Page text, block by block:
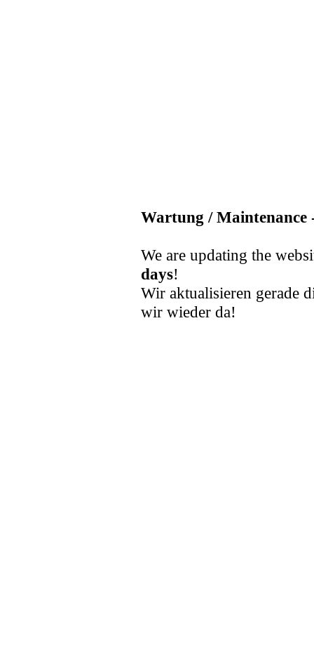
Wartung / Maintenance
We are updating the
days!
Wir aktualisieren gerade
wir wieder da!